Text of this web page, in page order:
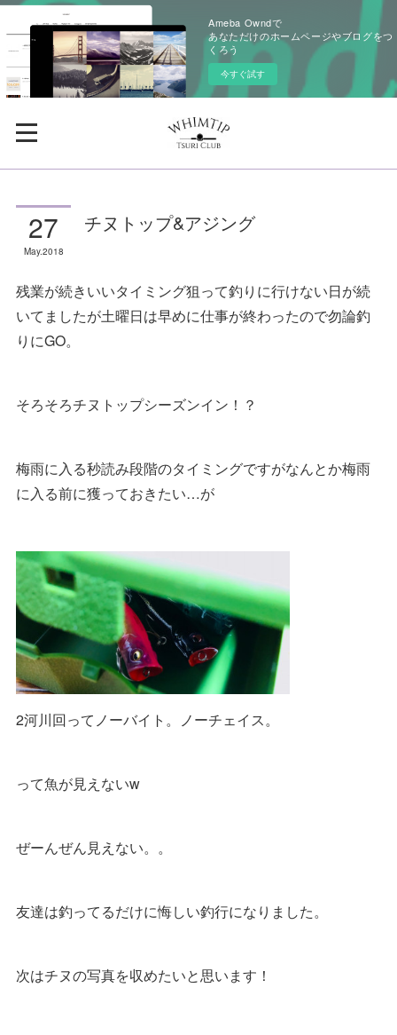
Ameba Owndで
あなただけのホームページやブログをつ
くろう
今すぐ試す
27
May 2018
チヌトップ&アジング
残業が続きいいタイミング狙って釣りに行けない日が続
いてましたが土曜日は早めに仕事が終わったので勿論釣
りにGO。
そろそろチヌトップシーズンイン！？
梅雨に入る秒読み段階のタイミングですがなんとか梅雨
に入る前に獲っておきたい…が
2河川回ってノーバイト。ノーチェイス。
って魚が見えないw
ぜーんぜん見えない。。
友達は釣ってるだけに悔しい釣行になりました。
次はチヌの写真を収めたいと思います！